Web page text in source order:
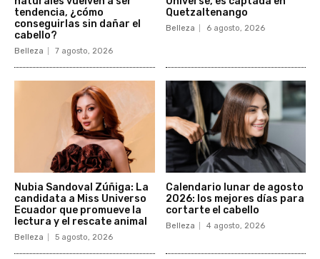
tendencia, ¿cómo
conseguirlas sin dañar el
cabello?
Belleza 7 agosto, 2026
Quetzaltenango
Belleza 6 agosto, 2026
Nubia Sandoval Zúñiga: La
candidata a Miss Universo
Ecuador que promueve la
lectura y el rescate animal
Belleza 5 agosto, 2026
Calendario lunar de agosto
2026: los mejores días para
cortarte el cabello
Belleza 4 agosto, 2026